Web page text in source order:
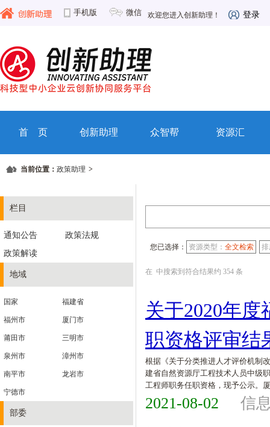
手机版 微信 欢迎您进入创新助理！ 登录
首 页 创新助理 众智帮 资源汇
当前位置： 政策助理 >
栏目
通知公告
政策法规
政策解读
地域
国家 福建省
福州市 厦门市
莆田市 三明市
泉州市 漳州市
南平市 龙岩市
宁德市
部委
您已选择： 资源类型：全文检索
在 中搜索到符合结果约 354 条
关于2020年
职资格评审结
根据《关于分类推进人才评价机制
建省自然资源厅工程技术人员中级
工程师职务任职资格，现予公示。
2021-08-02 信